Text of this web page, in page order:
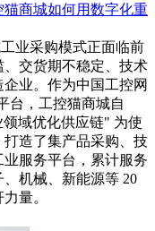
猫商城如何用数字化重
业采购模式正面临前
交货期不稳定、技术
业。作为中国工控网
台，工控猫商城自
域优化供应链" 为使
造了集产品采购、技
服务平台，累计服务
机械、新能源等 20
量。